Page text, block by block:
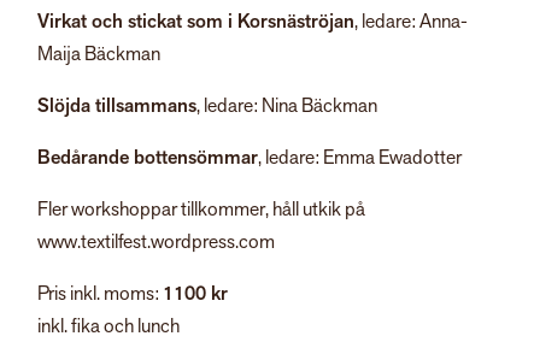
Virkat och stickat som i Korsnäströjan, ledare: Anna-
Maija Bäckman
Slöjda tillsammans, ledare: Nina Bäckman
Bedårande bottensömmar, ledare: Emma Ewadotter
Fler workshoppar tillkommer, håll utkik på
www.textilfest.wordpress.com
Pris inkl. moms: 1100 kr
inkl. fika och lunch